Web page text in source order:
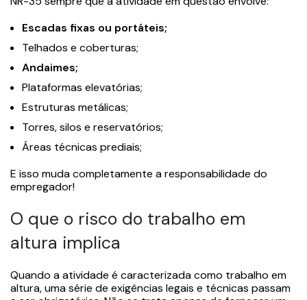
Escadas fixas ou portáteis;
Telhados e coberturas;
Andaimes;
Plataformas elevatórias;
Estruturas metálicas;
Torres, silos e reservatórios;
Áreas técnicas prediais;
E isso muda completamente a responsabilidade do
empregador!
O que o risco do trabalho em
altura implica
Quando a atividade é caracterizada como trabalho em
altura, uma série de exigências legais e técnicas passam